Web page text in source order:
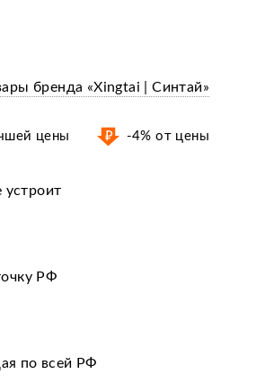
бренда «Xingtai | Синтай»
цены -4% от цены
устроит
РФ
по всей РФ